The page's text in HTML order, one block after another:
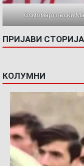
Осмомартовски
ПРИЈАВИ СТОРИЈА
КОЛУМНИ